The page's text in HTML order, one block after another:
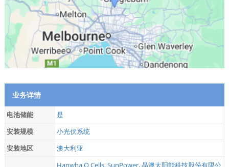
业务详情
电池储能
是
安装规模
小光伏系统
安装地区
澳大利亚
Hanwha Q Cells,SunPower,晶澳太阳能科技股份有限公